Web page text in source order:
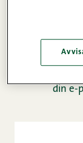
ribs, eller hur
din e-